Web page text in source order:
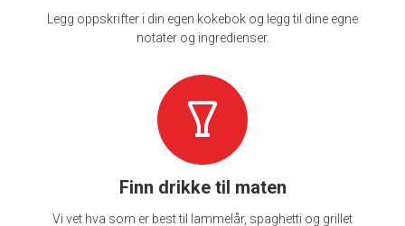
Legg oppskrifter i din egen kokebok og legg til dine egne
notater og ingredienser.
Finn drikke til maten
Vi vet hva som er best til lammelår, spaghetti og grillet